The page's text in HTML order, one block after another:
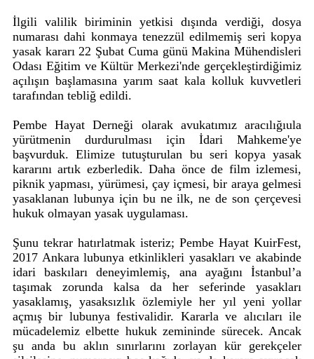
İlgili valilik biriminin yetkisi dışında verdiği, dosya
numarası dahi konmaya tenezzül edilmemiş seri kopya
yasak kararı 22 Şubat Cuma günü Makina Mühendisleri
Odası Eğitim ve Kültür Merkezi'nde gerçekleştirdiğimiz
açılışın başlamasına yarım saat kala kolluk kuvvetleri
tarafından tebliğ edildi.
Pembe Hayat Derneği olarak avukatımız aracılığıula
yürütmenin durdurulması için İdari Mahkeme'ye
başvurduk. Elimize tutuşturulan bu seri kopya yasak
kararını artık ezberledik. Daha önce de film izlemesi,
piknik yapması, yürümesi, çay içmesi, bir araya gelmesi
yasaklanan lubunya için bu ne ilk, ne de son çerçevesi
hukuk olmayan yasak uygulaması.
Şunu tekrar hatırlatmak isteriz; Pembe Hayat KuirFest,
2017 Ankara lubunya etkinlikleri yasakları ve akabinde
idari baskıları deneyimlemiş, ana ayağını İstanbul’a
taşımak zorunda kalsa da her seferinde yasakları
yasaklamış, yasaksızlık özlemiyle her yıl yeni yollar
açmış bir lubunya festivalidir. Kararla ve alıcıları ile
mücadelemiz elbette hukuk zemininde sürecek. Ancak
şu anda bu aklın sınırlarını zorlayan kür gerekçeler